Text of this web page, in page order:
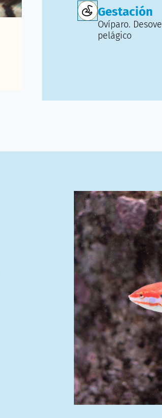
Gestación
Ovíparo. Desove
pelágico